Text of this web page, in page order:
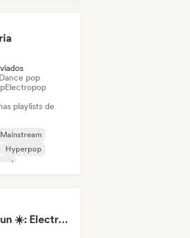
Dance pop
Electropop
playlists de
Hyperpop
Midnight Sun ☀️: Electropop & Dance Pop